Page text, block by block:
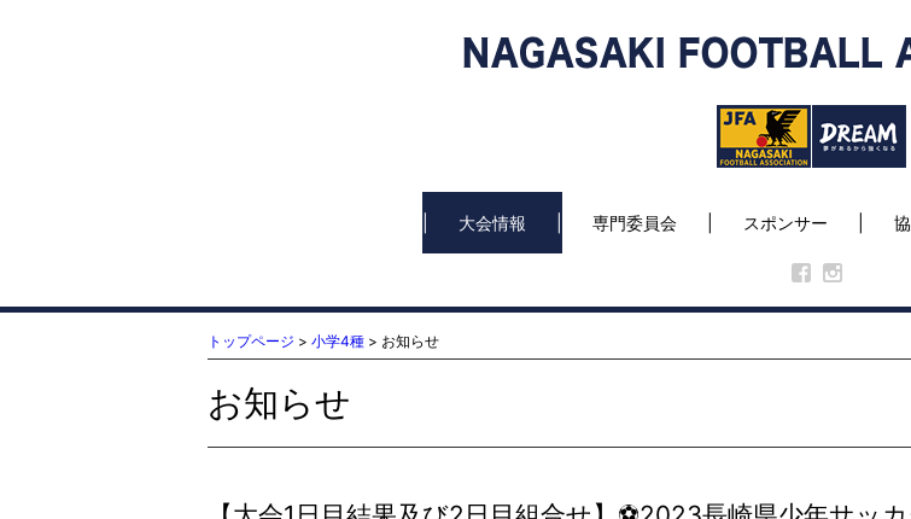
大会情報 専門委員会 スポンサー
トップページ > 小学4種 > お知らせ
お知らせ